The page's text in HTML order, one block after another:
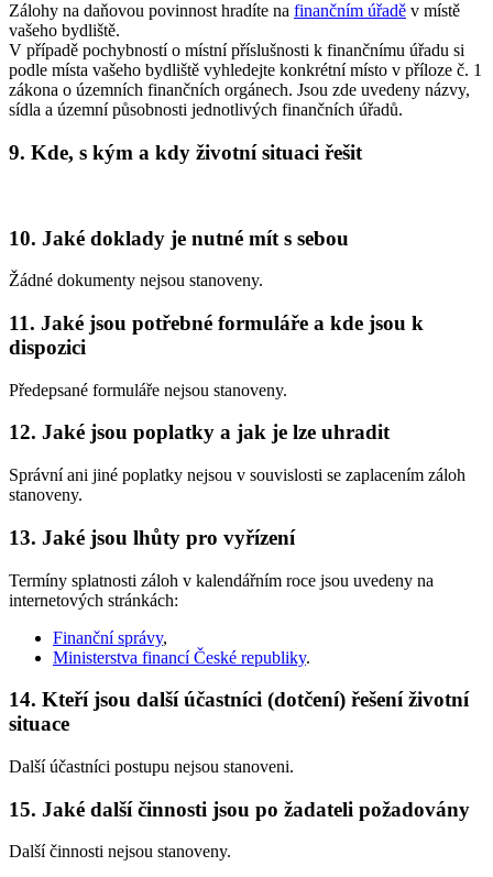
Zálohy na daňovou povinnost hradíte na finančním úřadě v místě
vašeho bydliště.
V případě pochybností o místní příslušnosti k finančnímu úřadu si
podle místa vašeho bydliště vyhledejte konkrétní místo v příloze č. 1
zákona o územních finančních orgánech. Jsou zde uvedeny názvy,
sídla a územní působnosti jednotlivých finančních úřadů.
9. Kde, s kým a kdy životní situaci řešit
10. Jaké doklady je nutné mít s sebou
Žádné dokumenty nejsou stanoveny.
11. Jaké jsou potřebné formuláře a kde jsou k
dispozici
Předepsané formuláře nejsou stanoveny.
12. Jaké jsou poplatky a jak je lze uhradit
Správní ani jiné poplatky nejsou v souvislosti se zaplacením záloh
stanoveny.
13. Jaké jsou lhůty pro vyřízení
Termíny splatnosti záloh v kalendářním roce jsou uvedeny na
internetových stránkách:
Finanční správy,
Ministerstva financí České republiky.
14. Kteří jsou další účastníci (dotčení) řešení životní
situace
Další účastníci postupu nejsou stanoveni.
15. Jaké další činnosti jsou po žadateli požadovány
Další činnosti nejsou stanoveny.